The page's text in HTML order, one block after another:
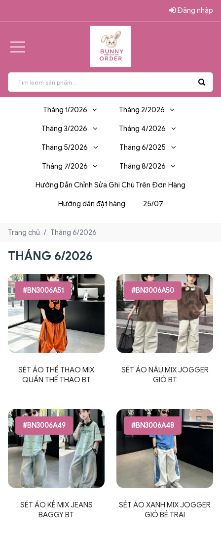
Đăng nhập
Tháng 1/2026 Tháng 2/2026
Tháng 3/2026 Tháng 4/2026
Tháng 5/2026 Tháng 6/2025
Tháng 7/2026 Tháng 8/2026
Hướng Dẫn Chỉnh Sửa Ghi Chú Trên Đơn Hàng
Hướng dẫn đặt hàng 25/07
Trang chủ / Tháng 6/2026
THÁNG 6/2026
#BN3006A51
SÉT ÁO THỂ THAO MIX
QUẦN THỂ THAO BT
#BN3006A50
SÉT ÁO NÂU MIX JOGGER
GIÓ BT
#BN3006A49
SÉT ÁO KẺ MIX JEANS
BAGGY BT
#BN3006A48
SÉT ÁO XANH MIX JOGGER
GIÓ BÉ TRAI